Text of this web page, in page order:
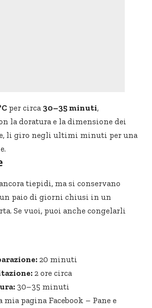
per circa 30–35 minuti,
la doratura e la dimensione dei
li giro negli ultimi minuti per una
tiepidi, ma si conservano
paio di giorni chiusi in un
Se vuoi, puoi anche congelarli
20 minuti
2 ore circa
30–35 minuti
mia pagina Facebook – Pane e